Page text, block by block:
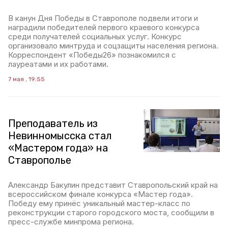
В канун Дня Победы в Ставрополе подвели итоги и
наградили победителей первого краевого конкурса
среди получателей социальных услуг. Конкурс
организовало минтруда и соцзащиты населения региона.
Корреспондент «Победы26» познакомился с
лауреатами и их работами.
7 мая , 19:55
Преподаватель из
Невинномысска стал
«Мастером года» на
Ставрополье
Александр Бакулин представит Ставропольский край на
всероссийском финале конкурса «Мастер года».
Победу ему принёс уникальный мастер-класс по
реконструкции старого городского моста, сообщили в
пресс-службе минпрома региона.